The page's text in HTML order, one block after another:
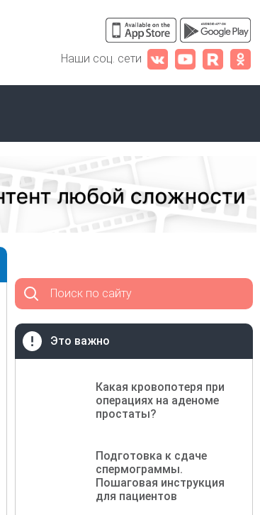
Наши соц. сети
Поиск по сайту
Это важно
Какая кровопотеря при
операциях на аденоме
простаты?
Подготовка к сдаче
спермограммы.
Пошаговая инструкция
для пациентов